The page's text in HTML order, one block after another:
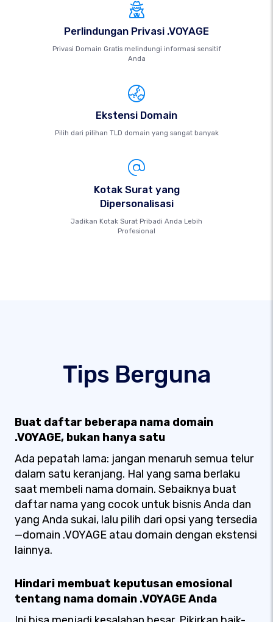
Perlindungan Privasi .VOYAGE
Privasi Domain Gratis melindungi informasi sensitif
Anda
Ekstensi Domain
Pilih dari pilihan TLD domain yang sangat banyak
Kotak Surat yang
Dipersonalisasi
Jadikan Kotak Surat Pribadi Anda Lebih
Profesional
Tips Berguna
Buat daftar beberapa nama domain
.VOYAGE, bukan hanya satu
Ada pepatah lama: jangan menaruh semua telur
dalam satu keranjang. Hal yang sama berlaku
saat membeli nama domain. Sebaiknya buat
daftar nama yang cocok untuk bisnis Anda dan
yang Anda sukai, lalu pilih dari opsi yang tersedia
—domain .VOYAGE atau domain dengan ekstensi
lainnya.
Hindari membuat keputusan emosional
tentang nama domain .VOYAGE Anda